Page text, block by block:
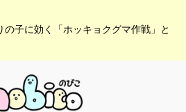
の子に効く「ホッキョクグマ作戦」と